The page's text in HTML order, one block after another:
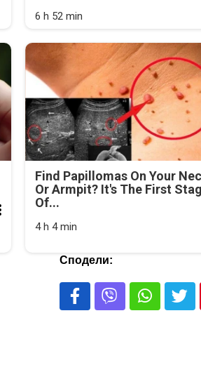
6 h 52 min
Find Papillomas On Your
Or Armpit? It's The First
Of...
4 h 4 min
Сподели: